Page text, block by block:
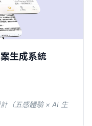
生成系統
（五感體驗 × AI 生